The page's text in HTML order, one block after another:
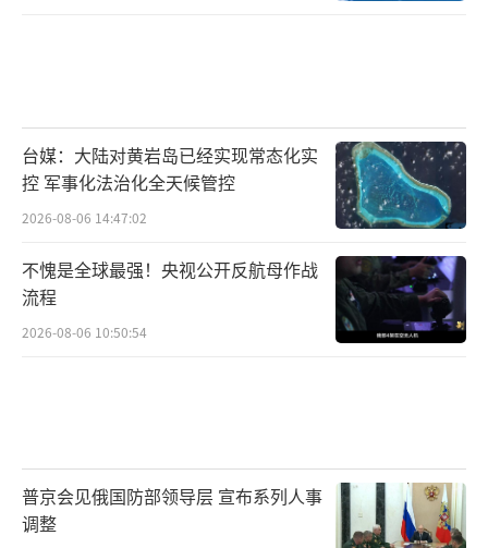
台媒：大陆对黄岩岛已经实现常态化实
控 军事化法治化全天候管控
2026-08-06 14:47:02
不愧是全球最强！央视公开反航母作战
流程
2026-08-06 10:50:54
普京会见俄国防部领导层 宣布系列人事
调整